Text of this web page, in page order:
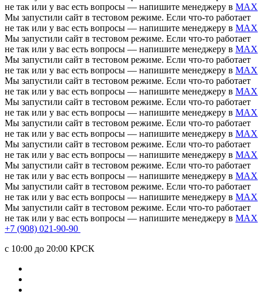
не так или у вас есть вопросы — напишите менеджеру в MAX
Мы запустили сайт в тестовом режиме. Если что-то работает
не так или у вас есть вопросы — напишите менеджеру в MAX
Мы запустили сайт в тестовом режиме. Если что-то работает
не так или у вас есть вопросы — напишите менеджеру в MAX
Мы запустили сайт в тестовом режиме. Если что-то работает
не так или у вас есть вопросы — напишите менеджеру в MAX
Мы запустили сайт в тестовом режиме. Если что-то работает
не так или у вас есть вопросы — напишите менеджеру в MAX
Мы запустили сайт в тестовом режиме. Если что-то работает
не так или у вас есть вопросы — напишите менеджеру в MAX
Мы запустили сайт в тестовом режиме. Если что-то работает
не так или у вас есть вопросы — напишите менеджеру в MAX
Мы запустили сайт в тестовом режиме. Если что-то работает
не так или у вас есть вопросы — напишите менеджеру в MAX
Мы запустили сайт в тестовом режиме. Если что-то работает
не так или у вас есть вопросы — напишите менеджеру в MAX
Мы запустили сайт в тестовом режиме. Если что-то работает
не так или у вас есть вопросы — напишите менеджеру в MAX
Мы запустили сайт в тестовом режиме. Если что-то работает
не так или у вас есть вопросы — напишите менеджеру в MAX
+7 (908) 021-90-90
c 10:00 до 20:00 КРСК